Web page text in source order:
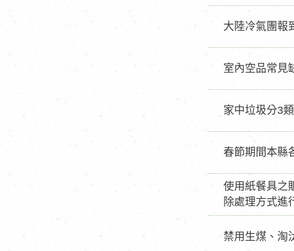
大陸冷氣團報
室內空品常見
家中垃圾分3
春節期間本縣
使用紙餐具之
除處理方式進
禁用生煤、淘